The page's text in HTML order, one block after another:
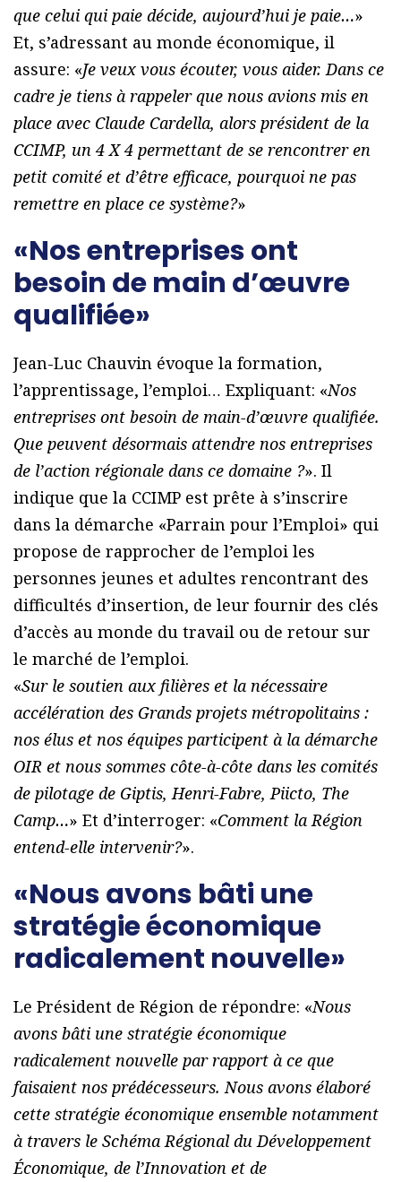
que celui qui paie décide, aujourd’hui je paie…»
Et, s’adressant au monde économique, il
assure: «Je veux vous écouter, vous aider. Dans ce
cadre je tiens à rappeler que nous avions mis en
place avec Claude Cardella, alors président de la
CCIMP, un 4 X 4 permettant de se rencontrer en
petit comité et d’être efficace, pourquoi ne pas
remettre en place ce système?»
«Nos entreprises ont
besoin de main d’œuvre
qualifiée»
Jean-Luc Chauvin évoque la formation,
l’apprentissage, l’emploi… Expliquant: «Nos
entreprises ont besoin de main-d’œuvre qualifiée.
Que peuvent désormais attendre nos entreprises
de l’action régionale dans ce domaine ?». Il
indique que la CCIMP est prête à s’inscrire
dans la démarche «Parrain pour l’Emploi» qui
propose de rapprocher de l’emploi les
personnes jeunes et adultes rencontrant des
difficultés d’insertion, de leur fournir des clés
d’accès au monde du travail ou de retour sur
le marché de l’emploi.
«Sur le soutien aux filières et la nécessaire
accélération des Grands projets métropolitains :
nos élus et nos équipes participent à la démarche
OIR et nous sommes côte-à-côte dans les comités
de pilotage de Giptis, Henri-Fabre, Piicto, The
Camp…» Et d’interroger: «Comment la Région
entend-elle intervenir?».
«Nous avons bâti une
stratégie économique
radicalement nouvelle»
Le Président de Région de répondre: «Nous
avons bâti une stratégie économique
radicalement nouvelle par rapport à ce que
faisaient nos prédécesseurs. Nous avons élaboré
cette stratégie économique ensemble notamment
à travers le Schéma Régional du Développement
Économique, de l’Innovation et de